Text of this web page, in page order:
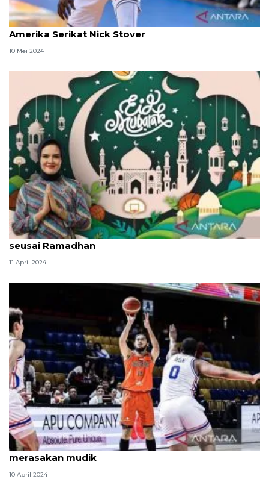
Tangerang Hawks rekrut pemain anyar asal
Amerika Serikat Nick Stover
10 Mei 2024
Sekjen PERBASI berharap atlet lebih tangguh
seusai Ramadhan
11 April 2024
Pebasket Reza Guntara: Saya baru pertama kali
merasakan mudik
10 April 2024